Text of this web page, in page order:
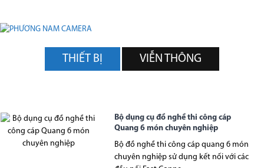
THIẾT BỊ VIỄN THÔNG
Bộ dụng cụ đồ nghề thi công cáp
Quang 6 món chuyên nghiệp
Bộ đồ nghề thi công cáp quang 6 món
chuyên nghiệp sử dụng kết nối với các